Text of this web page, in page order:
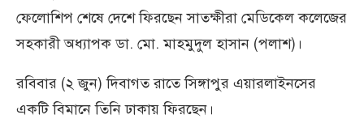
ফেলোশিপ শেষে দেশে ফিরছেন সাতক্ষীরা মেডিকেল কলেজের
সহকারী অধ্যাপক ডা. মো. মাহমুদুল হাসান (পলাশ)।
রবিবার (২ জুন) দিবাগত রাতে সিঙ্গাপুর এয়ারলাইনসের
একটি বিমানে তিনি ঢাকায় ফিরছেন।